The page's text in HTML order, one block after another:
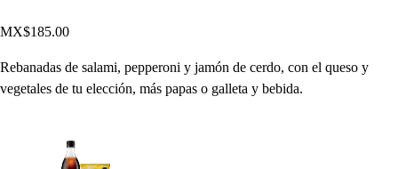
MX$185.00
Rebanadas de salami, pepperoni y jamón de cerdo, con el queso y
vegetales de tu elección, más papas o galleta y bebida.